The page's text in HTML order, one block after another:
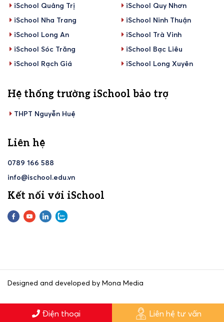
iSchool Quảng Trị
iSchool Quy Nhơn
iSchool Nha Trang
iSchool Ninh Thuận
iSchool Long An
iSchool Trà Vinh
iSchool Sóc Trăng
iSchool Bạc Liêu
iSchool Rạch Giá
iSchool Long Xuyên
Hệ thống trường iSchool bảo trợ
THPT Nguyễn Huệ
Liên hệ
0789 166 588
info@ischool.edu.vn
Kết nối với iSchool
Designed and developed by Mona Media
Điện thoại Liên hệ tư vấn